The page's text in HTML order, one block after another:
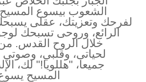
الشعوب بيسوع
لفرحك وتعزيتك، عقلى
الرائع، وروحى تسبحك
خلال الروح القدس.
لحياتى، وقلبي،
جميعا، "هللويا!" لك،
المسيح